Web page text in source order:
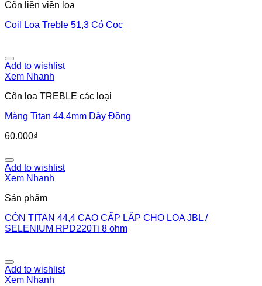
Côn liền viền loa
Coil Loa Treble 51,3 Có Cọc
Add to wishlist
Xem Nhanh
Côn loa TREBLE các loại
Màng Titan 44,4mm Dây Đồng
60.000₫
Add to wishlist
Xem Nhanh
Sản phẩm
CÔN TITAN 44,4 CAO CẤP LẮP CHO LOA JBL /
SELENIUM RPD220Ti 8 ohm
Add to wishlist
Xem Nhanh